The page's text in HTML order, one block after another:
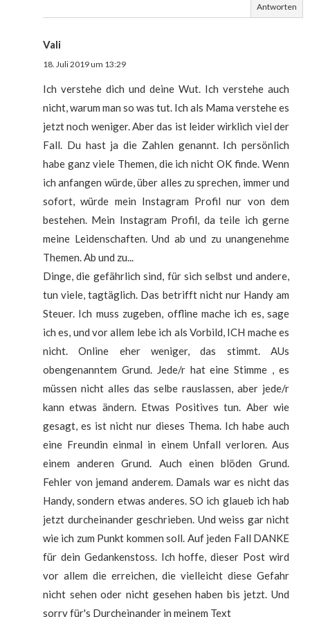
Antworten
Vali
18. Juli 2019 um 13:29
Ich verstehe dich und deine Wut. Ich verstehe auch
nicht, warum man so was tut. Ich als Mama verstehe es
jetzt noch weniger. Aber das ist leider wirklich viel der
Fall. Du hast ja die Zahlen genannt. Ich persönlich
habe ganz viele Themen, die ich nicht OK finde. Wenn
ich anfangen würde, über alles zu sprechen, immer und
sofort, würde mein Instagram Profil nur von dem
bestehen. Mein Instagram Profil, da teile ich gerne
meine Leidenschaften. Und ab und zu unangenehme
Themen. Ab und zu...
Dinge, die gefährlich sind, für sich selbst und andere,
tun viele, tagtäglich. Das betrifft nicht nur Handy am
Steuer. Ich muss zugeben, offline mache ich es, sage
ich es, und vor allem lebe ich als Vorbild, ICH mache es
nicht. Online eher weniger, das stimmt. AUs
obengenanntem Grund. Jede/r hat eine Stimme , es
müssen nicht alles das selbe rauslassen, aber jede/r
kann etwas ändern. Etwas Positives tun. Aber wie
gesagt, es ist nicht nur dieses Thema. Ich habe auch
eine Freundin einmal in einem Unfall verloren. Aus
einem anderen Grund. Auch einen blöden Grund.
Fehler von jemand anderem. Damals war es nicht das
Handy, sondern etwas anderes. SO ich glaueb ich hab
jetzt durcheinander geschrieben. Und weiss gar nicht
wie ich zum Punkt kommen soll. Auf jeden Fall DANKE
für dein Gedankenstoss. Ich hoffe, dieser Post wird
vor allem die erreichen, die vielleicht diese Gefahr
nicht sehen oder nicht gesehen haben bis jetzt. Und
sorry für's Durcheinander in meinem Text